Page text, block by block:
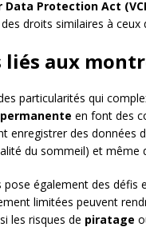
Data Protection Act
droits similaires à ceux
liés aux
particularités qui
en font des
enregistrer des données
du sommeil) et même
également des défis
limitées peuvent
les risques de piratage